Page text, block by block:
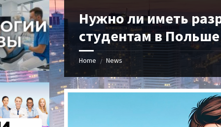
Нужно ли иметь
студентам в Польше
Home / News